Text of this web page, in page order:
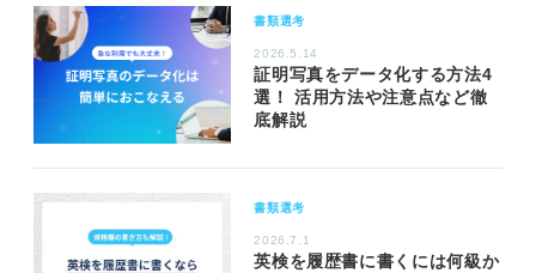
書類選考
2026.5.14
証明写真をデータ化する方法4
選！ 活用方法や注意点など徹
底解説
書類選考
2026.7.1
英検を履歴書に書くには何級か